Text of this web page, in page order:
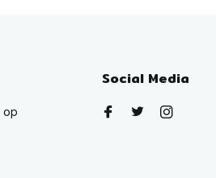
op
Social Media